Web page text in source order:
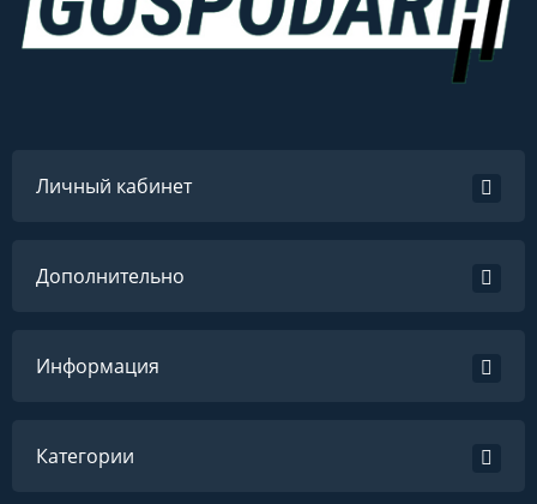
Личный кабинет
Дополнительно
Информация
Категории